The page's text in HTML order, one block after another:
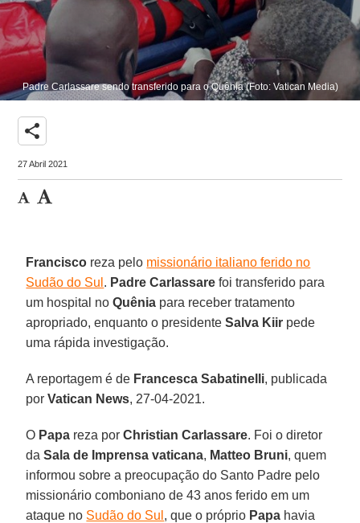
Padre Carlassare sendo transferido para o Quênia (Foto: Vatican Media)
share
27 Abril 2021
Francisco reza pelo missionário italiano ferido no
Sudão do Sul . Padre Carlassare foi transferido para
um hospital noQuênia para receber tratamento
apropriado, enquanto o presidenteSalva Kiir pede
uma rápida investigação.
A reportagem é de Francesca Sabatinelli, publicada
porVatican News, 27-04-2021.
O Papa reza porChristian Carlassare. Foi o diretor
daSala de Imprensa vaticana, Matteo Bruni, quem
informou sobre a preocupação do Santo Padre pelo
missionário comboniano de 43 anos ferido em um
ataque no Sudão do Sul , que o próprio Papa havia